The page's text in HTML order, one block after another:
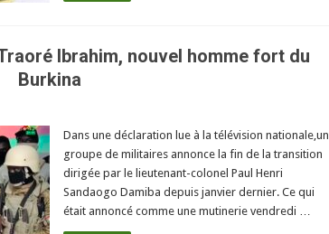
Ibrahim, nouvel homme fort du
Burkina
Dans une déclaration lue à la télévision nationale,un
groupe de militaires annonce la fin de la transition
dirigée par le lieutenant-colonel Paul Henri
Sandaogo Damiba depuis janvier dernier. Ce qui
était annoncé comme une mutinerie vendredi …